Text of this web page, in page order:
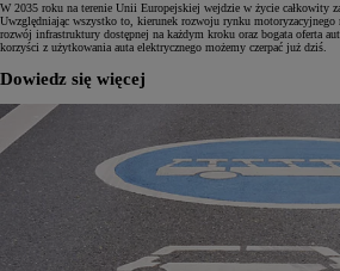
W 2035 roku na terenie Unii Europejskiej wejdzie w życie całkowity
Uwzględniając wszystko to, kierunek rozwoju rynku
rozwój infrastruktury dostępnej na każdym kroku oraz bogata oferta
korzyści z użytkowania auta elektrycznego możemy czerpać już dziś.
Dowiedz się więcej